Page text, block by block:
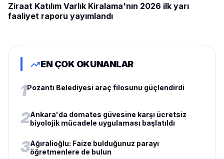
Ziraat Katılım Varlık Kiralama'nın 2026 ilk yarı
faaliyet raporu yayımlandı
EN ÇOK OKUNANLAR
1Pozantı Belediyesi araç filosunu güçlendirdi
2Ankara'da domates güvesine karşı ücretsiz
biyolojik mücadele uygulaması başlatıldı
3Ağıralioğlu: Faize bulduğunuz parayı
öğretmenlere de bulun